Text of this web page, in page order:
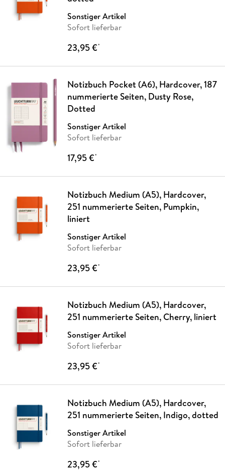
Sonstiger Artikel
Sofort lieferbar
23,95 €*
Notizbuch Pocket (A6), Hardcover, 187
nummerierte Seiten, Dusty Rose,
Dotted
Sonstiger Artikel
Sofort lieferbar
17,95 €*
Notizbuch Medium (A5), Hardcover,
251 nummerierte Seiten, Pumpkin,
liniert
Sonstiger Artikel
Sofort lieferbar
23,95 €*
Notizbuch Medium (A5), Hardcover,
251 nummerierte Seiten, Cherry, liniert
Sonstiger Artikel
Sofort lieferbar
23,95 €*
Notizbuch Medium (A5), Hardcover,
251 nummerierte Seiten, Indigo, dotted
Sonstiger Artikel
Sofort lieferbar
23,95 €*